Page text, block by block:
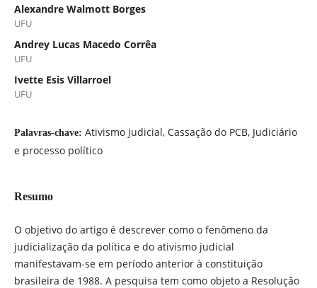
Alexandre Walmott Borges
UFU
Andrey Lucas Macedo Corrêa
UFU
Ivette Esis Villarroel
UFU
Palavras-chave: Ativismo judicial, Cassação do PCB, Judiciário
e processo político
Resumo
O objetivo do artigo é descrever como o fenômeno da
judicialização da política e do ativismo judicial
manifestavam-se em período anterior à constituição
brasileira de 1988. A pesquisa tem como objeto a Resolução